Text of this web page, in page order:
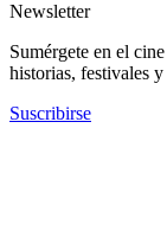
Newsletter
Sumérgete en el
historias, festivales
Suscribirse